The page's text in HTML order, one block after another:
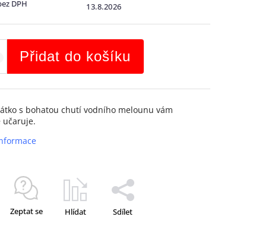
DPH
13.8.2026
Přidat do košíku
s bohatou chutí vodního melounu vám
učaruje.
Zeptat se Hlídat Sdílet